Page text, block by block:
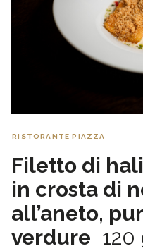
RISTORANTE PIAZZA
Filetto di
in crosta di
all’aneto,
verdure 120